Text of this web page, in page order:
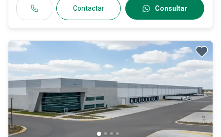
Contactar Consultar